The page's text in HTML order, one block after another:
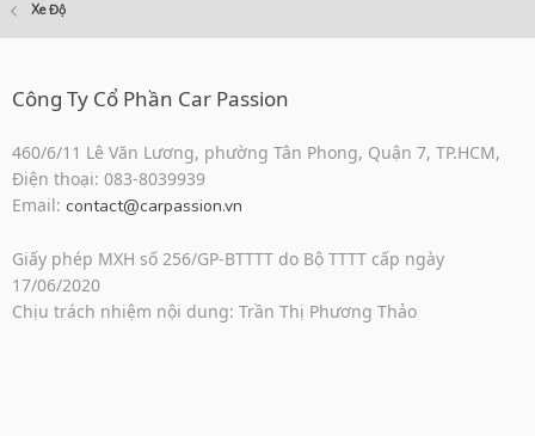
Xe Độ
Công Ty Cổ Phần Car Passion
460/6/11 Lê Văn Lương, phường Tân Phong, Quận 7, TP.HCM,
Điện thoại: 083-8039939
Email: contact@carpassion.vn
Giấy phép MXH số 256/GP-BTTTT do Bộ TTTT cấp ngày
17/06/2020
Chịu trách nhiệm nội dung: Trần Thị Phương Thảo